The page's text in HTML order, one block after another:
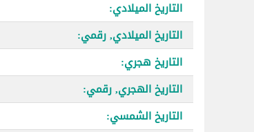
التاريخ الميلادي:
التاريخ الميلادي, رقمي:
التاريخ هجري:
التاريخ الهجري, رقمي:
التاريخ الشمسي: